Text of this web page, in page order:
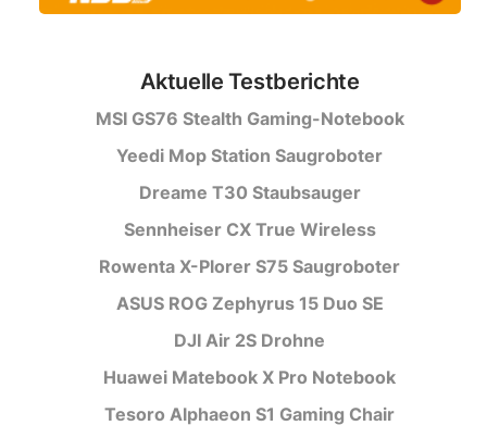
Aktuelle Testberichte
MSI GS76 Stealth Gaming-Notebook
Yeedi Mop Station Saugroboter
Dreame T30 Staubsauger
Sennheiser CX True Wireless
Rowenta X-Plorer S75 Saugroboter
ASUS ROG Zephyrus 15 Duo SE
DJI Air 2S Drohne
Huawei Matebook X Pro Notebook
Tesoro Alphaeon S1 Gaming Chair